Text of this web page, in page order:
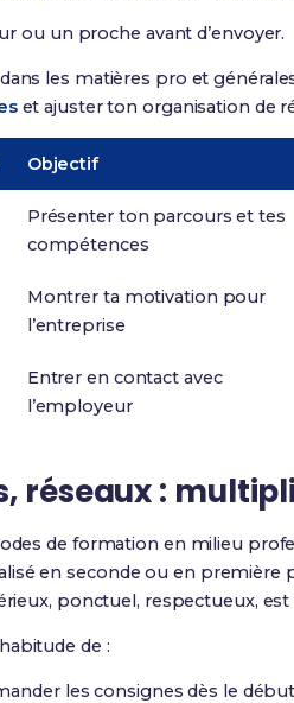
ou un proche avant d’envoyer.
les matières pro et
et ajuster ton organisation de
Objectif
Présenter ton parcours et tes
compétences
Montrer ta motivation pour
l’entreprise
Entrer en contact avec
l’employeur
réseaux :
de formation en milieu
en seconde ou en
ponctuel, respectueux,
de :
les consignes dès le